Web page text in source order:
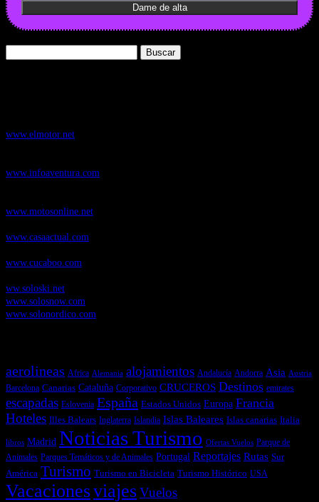
www.elmotor.net
www.infoaventura.com
www.motosonline.net
www.casaactual.com
www.cucaboo.com
ww.soloski.net
www.solosnow.com
www.solonordico.com
aerolineas Africa Alemania alojamientos Andalucía Andorra Asia Austria
Barcelona Canarias Cataluña Corporativo CRUCEROS Destinos emirates
escapadas Eslovenia España Estados Unidos Europa Francia
Hoteles Illes Balears Inglaterra Islandia Islas Baleares Islas canarias Italia
libros Madrid Noticias Turismo Ofertas Vuelos Parque de
Animales Parques Temáticos y de Animales Portugal Reportajes Rutas Sur
América Turismo Turismo en Bicicleta Turismo Histórico USA
VacacionesviajesVuelos